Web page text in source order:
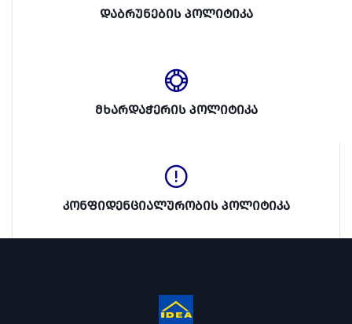
დაბრუნების პოლიტიკა
მხარდაჭერის პოლიტიკა
კონფიდენციალურობის პოლიტიკა